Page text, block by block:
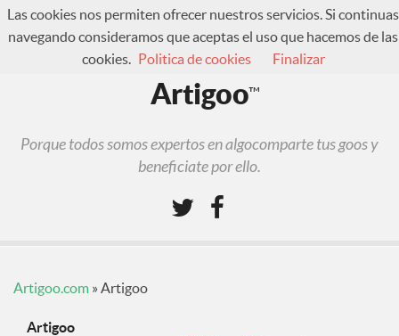
¿Qué es Artigoo?
Artigoo™
Porque todos somos expertos en algocomparte tus goos y
beneficiate por ello.
Artigoo.com » Artigoo
Artigoo
Las cookies nos permiten ofrecer nuestros servicios. Si continuas
navegando consideramos que aceptas el uso que hacemos de las
cookies. Politica de cookies Finalizar